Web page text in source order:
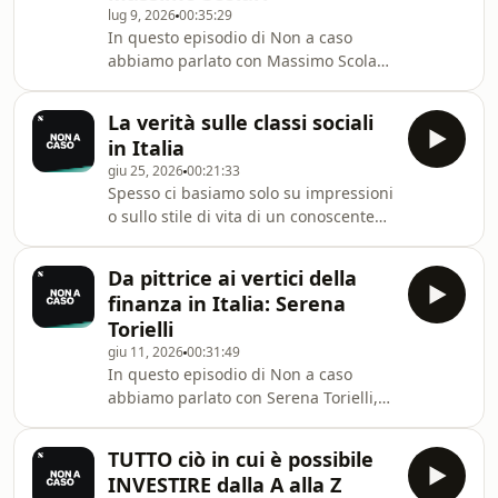
abbiamo fatto luce su tutto quello che
non viene quasi mai raccontato sugli
Exchange Traded Funds.In questo
Highlight svisceriamo alcune delle ri
lug 9, 202600:35:29
In questo episodio di Non a caso
abbiamo parlato con Massimo Scolari,
analizzato i motivi dietro ai costi
elevati dei nostri investimenti, come
l'Europa stia riscrivendo le regole per
un mercato finanziario più
trasparente e, soprattutto, quali sono
le soluzioni concrete per invertire la
rotta. Un viaggio dietro le quinte della
fin
La verità sulle classi sociali
in Italia
giu 25, 202600:21:33
Spesso ci basiamo solo su impressioni
o sullo stile di vita di un conoscente
nuovo episodio di "Non a caso"
andiamo finalmente oltre le
apparenze e affrontiamo
direttamente il tema: A quale classe
sociale appartieni?Ti è piaciuto questo
episodio? Diccelo nei commenti! 👇
==================================Impara
a investire in ET
Da pittrice ai vertici della
finanza in Italia: Serena
Torielli
giu 11, 202600:31:49
In questo episodio di Non a caso
abbiamo parlato con Serena Torielli,
un’azienda fintech italiana che si
occupa di data analytics, AI e digital
TUTTO ciò in cui è possibile
INVESTIRE dalla A alla Z